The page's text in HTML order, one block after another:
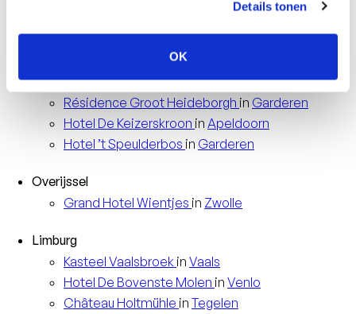
Details tonen
OK
HotelDe BilderberginOosterbeek
Résidence Groot Heideborgh in Garderen
Hotel De Keizerskroon in Apeldoorn
Hotel ’t Speulderbos in Garderen
Overijssel
Grand Hotel Wientjes in Zwolle
Limburg
Kasteel Vaalsbroek in Vaals
Hotel De Bovenste Molen in Venlo
Château Holtmühle in Tegelen